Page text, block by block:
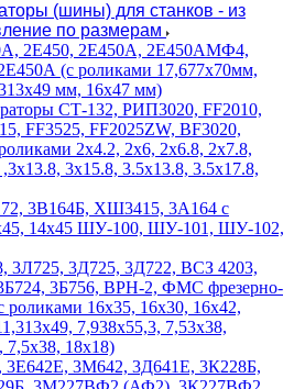
(шины) для станков - из
по размерам
2Е450, 2Е450А, 2Е450АМФ4,
(с роликами 17,677х70мм,
мм, 16х47 мм)
СТ-132, РИП3020, FF2010,
FF3525, FF2025ZW, BF3020,
2х4.2, 2х6, 2х6.8, 2х7.8,
3х15.8, 3.5х13.8, 3.5х17.8,
3В164Б, ХШ3415, 3А164 с
14х45 ШУ-100, ШУ-101, ШУ-102,
3Л725, 3Д725, 3Д722, ВСЗ 4203,
3Б756, ВРН-2, ФМС фрезерно-
роликами 16х35, 16х30, 16х42,
7,938х55,3, 7,53х38,
7,5х38, 18х18)
3Е642Е, 3М642, 3Д641Е, 3К228Б,